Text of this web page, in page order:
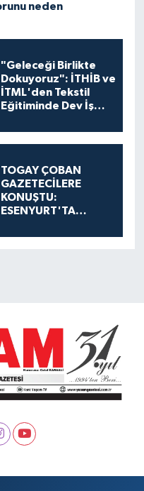
neden
"Geleceği Birlikte
Dokuyoruz": İTHİB ve
İTML'den Tekstil
Eğitiminde Dev İş
TOGAY ÇOBAN
GAZETECİLERE
KONUŞTU:
ESENYURT'TA
KÖPRÜ DÖKÜLÜYOR,